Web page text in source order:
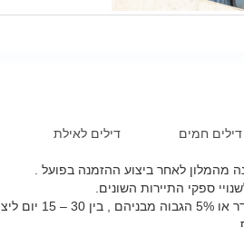
דילים חמים דילים לאילת
לאחר ביצוע ההזמנה בפועל .
ספקי התיירות השונים.